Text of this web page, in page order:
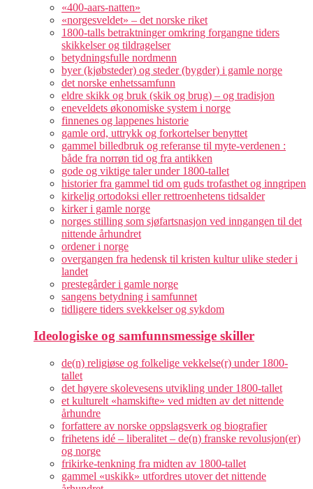
«400-aars-natten»
«norgesveldet» – det norske riket
1800-talls betraktninger omkring forgangne tiders
skikkelser og tildragelser
betydningsfulle nordmenn
byer (kjøbsteder) og steder (bygder) i gamle norge
det norske enhetssamfunn
eldre skikk og bruk (skik og brug) – og tradisjon
eneveldets økonomiske system i norge
finnenes og lappenes historie
gamle ord, uttrykk og forkortelser benyttet
gammel billedbruk og referanse til myte-verdenen :
både fra norrøn tid og fra antikken
gode og viktige taler under 1800-tallet
historier fra gammel tid om guds trofasthet og inngripen
kirkelig ortodoksi eller rettroenhetens tidsalder
kirker i gamle norge
norges stilling som sjøfartsnasjon ved inngangen til det
nittende århundret
ordener i norge
overgangen fra hedensk til kristen kultur ulike steder i
landet
prestegårder i gamle norge
sangens betydning i samfunnet
tidligere tiders svekkelser og sykdom
Ideologiske og samfunnsmessige skiller
de(n) religiøse og folkelige vekkelse(r) under 1800-
tallet
det høyere skolevesens utvikling under 1800-tallet
et kulturelt «hamskifte» ved midten av det nittende
århundre
forfattere av norske oppslagsverk og biografier
frihetens idé – liberalitet – de(n) franske revolusjon(er)
og norge
frikirke-tenkning fra midten av 1800-tallet
gammel «uskikk» utfordres utover det nittende